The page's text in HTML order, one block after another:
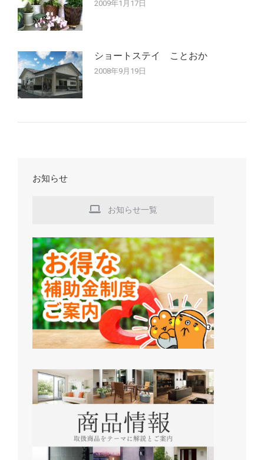
2009年1月17日
ショートステイ ことおか
2008年9月19日
お知らせ
お知らせ一覧